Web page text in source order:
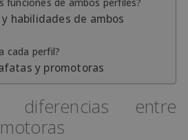
habilidades de ambos
cada perfil?
y promotoras
diferencias entre